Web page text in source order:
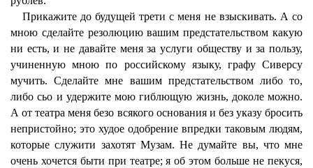
Прикажите до будущей трети с меня не взыскивать. А со
мною сделайте резолюцию вашим предстательством какую
ни есть, и не давайте меня за услуги обществу и за пользу,
учиненную мною по российскому языку, графу Сиверсу
мучить. Сделайте мне вашим предстательством либо то,
либо сьо и удержите мою гиблющую жизнь, доколе можно.
А от театра меня безо всякого основания и без указу бросить
непристойно; это худое одобрение впредки таковым людям,
которые служити захотят Музам. Не думайте вы, что мне
очень хочется быти при театре; я об этом больше не пекуся,